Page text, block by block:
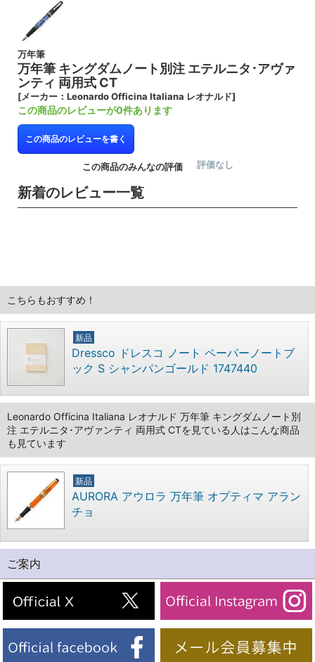
万年筆
万年筆 キングダムノート別注 エテルニタ･アヴァ
ンティ 両用式 CT
[メーカー：Leonardo Officina Italiana レオナルド]
この商品のレビューが0件あります
この商品のレビューを書く
この商品のみんなの評価 評価なし
新着のレビュー一覧
こちらもおすすめ！
新品
Dressco ドレスコ ノート ペーパーノートブ
ック S シャンパンゴールド 1747440
Leonardo Officina Italiana レオナルド 万年筆 キングダムノート別
注 エテルニタ･アヴァンティ 両用式 CTを見ている人はこんな商品
も見ています
新品
AURORA アウロラ 万年筆 オプティマ アラン
チョ
ご案内